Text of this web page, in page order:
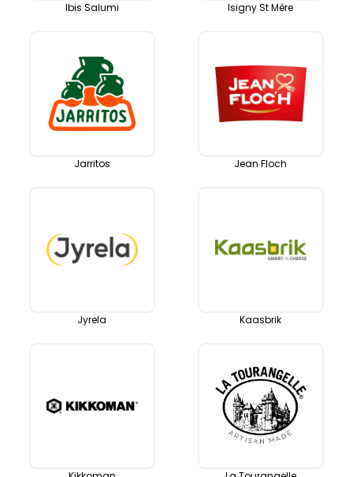
Ibis Salumi Isigny St Mère
Jarritos Jean Floch
Jyrela Kaasbrik